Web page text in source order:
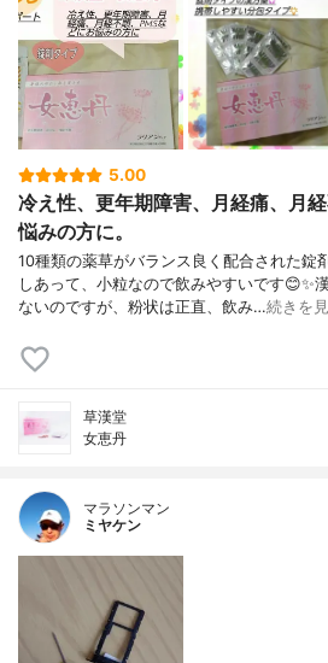
5.00
冷え性、更年期障害、月経痛、月
悩みの方に。
10種類の薬草がバランス良く配合された錠
しあって、小粒なので飲みやすいです😊✨
ないのですが、粉状は正直、飲み…続きを
草漢堂
女恵丹
マラソンマン
ミヤケン